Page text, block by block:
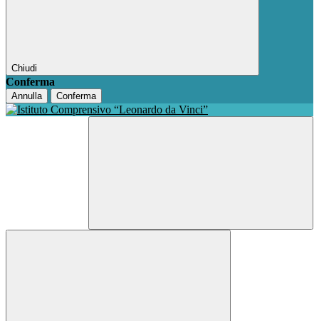
Chiudi
Conferma
Annulla Conferma